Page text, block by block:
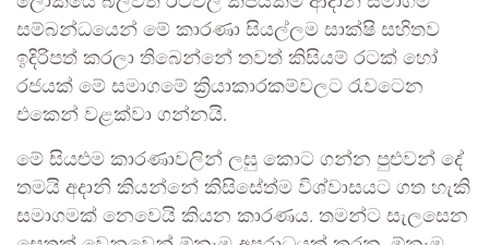
සම්බන්ධයෙන් මේ කාරණා සියල්ලම සාක්ෂි සහිතව
ඉදිරිපත් කරලා තිබෙන්නේ තවත් කිසියම් රටක් හෝ
රජයක් මේ සමාගමේ ක්‍රියාකාරකම්වලට රැවටෙන
එකෙන් වළක්වා ගන්නයි.
මේ සියළුම කාරණාවලින් ලඝු කොට ගන්න පුළුවන් දේ
තමයි අදානි කියන්නේ කිසිසේත්ම විශ්වාසයට ගත හැකි
සමාගමක් නෙවෙයි කියන කාරණය. තමන්ට සැලසෙන